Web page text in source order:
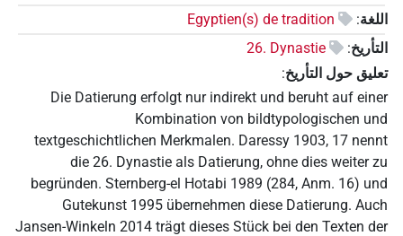
اللغة:
Egyptien(s) de tradition
التأريخ:
26. Dynastie
تعليق حول التأريخ:
Die Datierung erfolgt nur indirekt und beruht auf einer
Kombination von bildtypologischen und
textgeschichtlichen Merkmalen. Daressy 1903, 17 nennt
die 26. Dynastie als Datierung, ohne dies weiter zu
begründen. Sternberg-el Hotabi 1989 (284, Anm. 16) und
Gutekunst 1995 übernehmen diese Datierung. Auch
Jansen-Winkeln 2014 trägt dieses Stück bei den Texten der